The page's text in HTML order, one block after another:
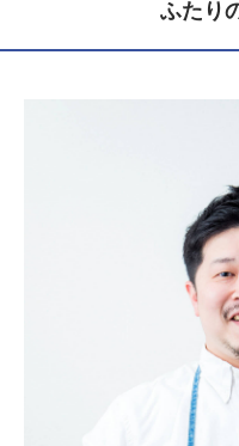
ふたり